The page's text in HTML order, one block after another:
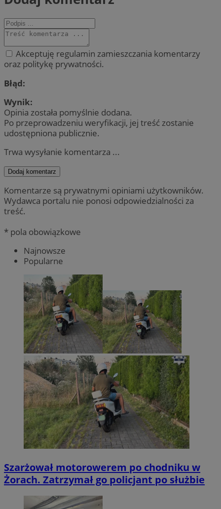
Akceptuję regulamin zamieszczania komentarzy
oraz politykę prywatności.
Błąd:
Wynik:
Opinia została pomyślnie dodana.
Po przeprowadzeniu weryfikacji, jej treść zostanie
udostępniona publicznie.
Trwa wysyłanie komentarza ...
Dodaj komentarz
Komentarze są prywatnymi opiniami użytkowników.
Wydawca portalu nie ponosi odpowiedzialności za
treść.
* pola obowiązkowe
Najnowsze
Popularne
Szarżował motorowerem po chodniku w
Żorach. Zatrzymał go policjant po służbie